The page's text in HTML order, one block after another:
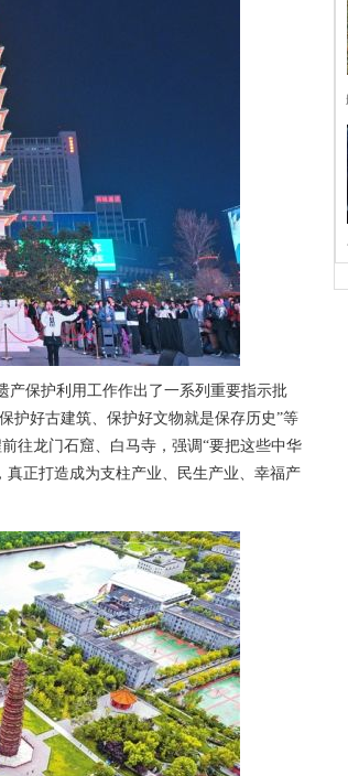
保护利用工作作出了一系列重要指示批
护好古建筑、保护好文物就是保存历史”等
往龙门石窟、白马寺，强调“要把这些中华
正打造成为支柱产业、民生产业、幸福产